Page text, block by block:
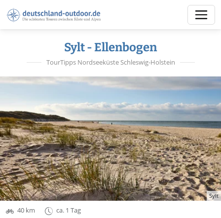
Sylt - Ellenbogen
TourTipps Nordseeküste Schleswig-Holstein
Sylt
40 km ca. 1 Tag